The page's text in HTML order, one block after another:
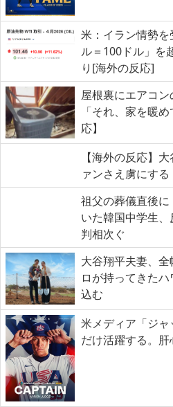
米：イラン情勢
ル＝100ドル」を
り[海外の反応]
屋根裏にエアコ
「それ、家を暖
応】
【海外の反応】
ァンさえ虜にする
祖父の葬儀直後
いた韓国中学生
判相次ぐ
大谷翔平夫妻、
ロが持ってきた
込む
米メディア「ジ
だけ活躍する。